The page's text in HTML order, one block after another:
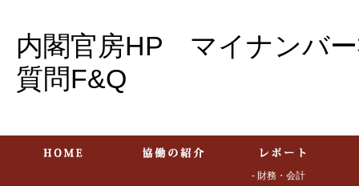
内閣官房HP マイナンバ
質問F&Q
- 財務・会計